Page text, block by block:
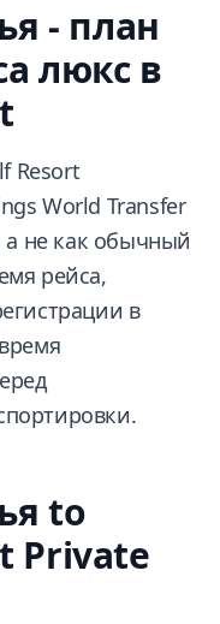
- план
люкс в
Resort
World Transfer
а не как обычный
рейса,
в
to
Private